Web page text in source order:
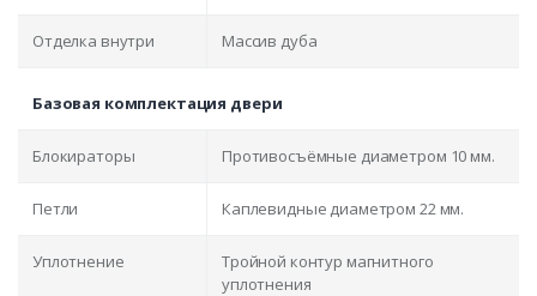
Отделка внутри Массив дуба
Базовая комплектация двери
Блокираторы Противосъёмные диаметром 10 мм.
Петли Каплевидные диаметром 22 мм.
Уплотнение
Тройной контур магнитного
уплотнения